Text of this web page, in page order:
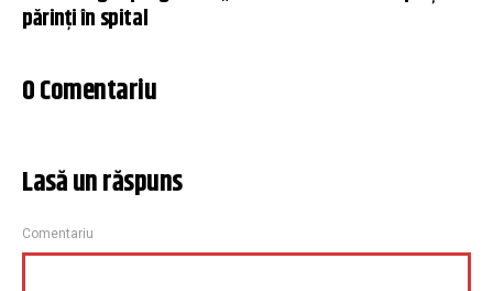
părinți în spital
0 Comentariu
Lasă un răspuns
Comentariu